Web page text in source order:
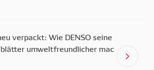
verpackt: Wie DENSO seine
umweltfreundlicher mac